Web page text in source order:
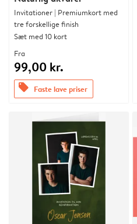
Invitationer | Premiumkort med
tre forskellige finish
Sæt med 10 kort
Fra
99,00 kr.
offers Faste lave priser